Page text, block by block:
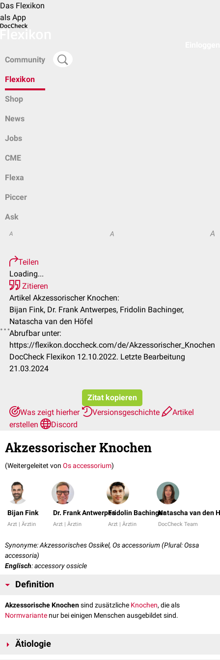
Das Flexikon
als App
Community
Flexikon
Shop
News
Jobs
CME
Flexa
Piccer
Ask
A A A
Teilen
Loading...
Zitieren
Artikel Akzessorischer Knochen:
Bijan Fink, Dr. Frank Antwerpes, Fridolin Bachinger,
Natascha van den Höfel
Abrufbar unter:
https://flexikon.doccheck.com/de/Akzessorischer_Knochen
DocCheck Flexikon 12.10.2022. Letzte Bearbeitung
21.03.2024
Zitat kopieren
Was zeigt hierher
Versionsgeschichte
Artikel
erstellen
Discord
Akzessorischer Knochen
(Weitergeleitet von Os accessorium)
Bijan Fink
Arzt | Ärztin
Dr. Frank Antwerpes
Arzt | Ärztin
Fridolin Bachinger
Arzt | Ärztin
Natascha van den
DocCheck Team
Synonyme: Akzessorisches Ossikel, Os accessorium (Plural: Ossa
accessoria)
Englisch: accessory ossicle
Definition
Akzessorische Knochensind zusätzliche Knochen, die als
Normvariante nur bei einigen Menschen ausgebildet sind.
Ätiologie